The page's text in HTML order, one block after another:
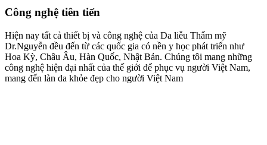
Công nghệ tiên tiến
Hiện nay tất cả thiết bị và công nghệ của Da liễu Thẩm mỹ
Dr.Nguyễn đều đến từ các quốc gia có nền y học phát triển như
Hoa Kỳ, Châu Âu, Hàn Quốc, Nhật Bản. Chúng tôi mang những
công nghệ hiện đại nhất của thế giới để phục vụ người Việt Nam,
mang đến làn da khỏe đẹp cho người Việt Nam